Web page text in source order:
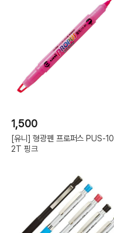
1,500
[유니] 형광펜 프로퍼스 PUS-10
2T 핑크